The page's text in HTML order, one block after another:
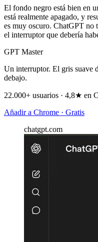
El fondo negro está bien en
está realmente apagado, y
es muy oscuro. ChatGPT no
el interruptor que debería
GPT Master
Un interruptor. El gris suave
debajo.
22.000+ usuarios · 4,8★ en
Añadir a Chrome · Gratis
chatgpt.com